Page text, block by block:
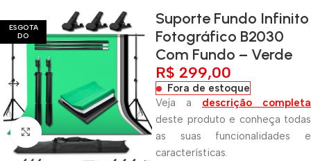
ESGOTA
DO
Clique para ampliar
Suporte Fundo Infinito
Fotográfico B2030
Com Fundo – Verde
R$ 299,00
Fora de estoque
Veja a descrição completa
deste produto e conheça todas
as suas funcionalidades e
características.